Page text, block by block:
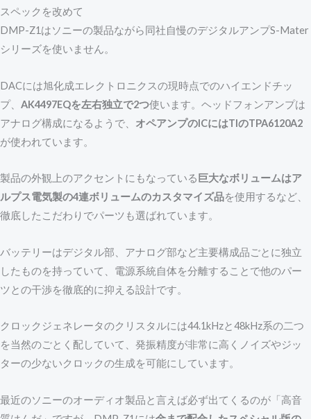
スペックを改めて
DMP-Z1はソニーの製品ながら同社自慢のデジタルアンプS-Mater
シリーズを使いません。
DACには旭化成エレクトロニクスの現時点でのハイエンドチッ
プ、 AK4497EQを左右独立で2つ使います。ヘッドフォンアンプは
アナログ構成になるようで、 オペアンプのICにはTIのTPA6120A2
が使われています。
製品の外観上のアクセントにもなっている 巨大なボリュームはア
ルプス電気製の4連ボリュームのカスタマイズ品を使用するなど、
徹底したこだわりでパーツも選ばれています。
バッテリーはデジタル部、アナログ部など主要構成品ごとに独立
したものを持っていて、電源系統自体を分離することで他のパー
ツとの干渉を徹底的に抑える設計です。
クロックジェネレータのクリスタルには44.1kHzと48kHz系の二つ
を当然のごとく配していて、発振精度が非常に高くノイズやジッ
ターの少ないクロックの生成を可能にしています。
最近のソニーのオーディオ製品と言えば必ず出てくるのが「高音